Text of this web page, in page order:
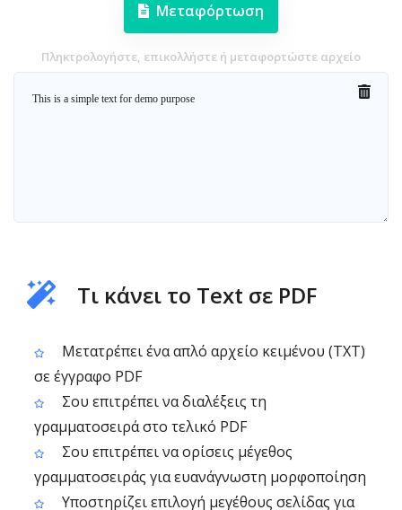
Μεταφόρτωση
Πληκτρολογήστε, επικολλήστε ή μεταφορτώστε αρχείο
Τι κάνει το Text σε PDF
Μετατρέπει ένα απλό αρχείο κειμένου (TXT)
σε έγγραφο PDF
Σου επιτρέπει να διαλέξεις τη
γραμματοσειρά στο τελικό PDF
Σου επιτρέπει να ορίσεις μέγεθος
γραμματοσειράς για ευανάγνωστη μορφοποίηση
Υποστηρίζει επιλογή μεγέθους σελίδας για